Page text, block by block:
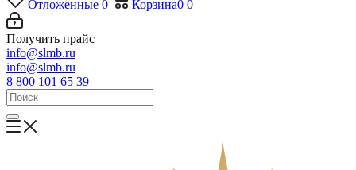
Отложенные 0 Корзина0 0
Получить прайс
info@slmb.ru
info@slmb.ru
8 800 101 65 39